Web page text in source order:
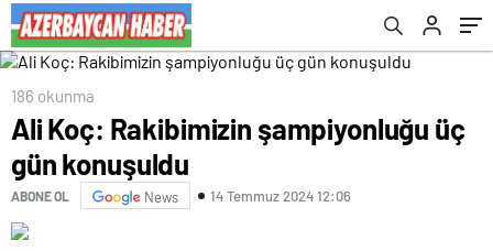
186 okunma
Ali Koç: Rakibimizin şampiyonluğu üç
gün konuşuldu
ABONE OL News 14 Temmuz 2024 12:06